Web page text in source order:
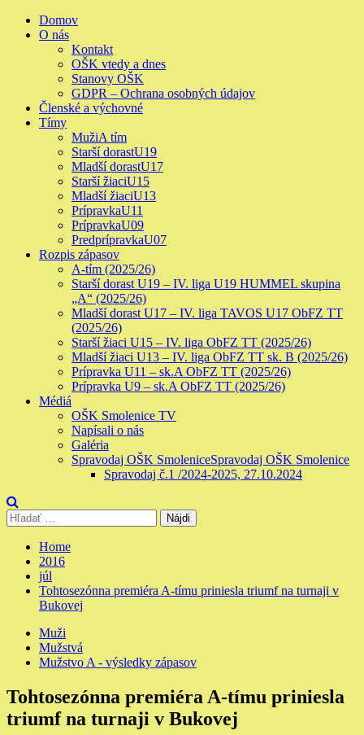
Skip
Primary
Menu
Domov
O nás
Kontakt
OŠK vtedy a dnes
Stanovy OŠK
GDPR – Ochrana osobných údajov
Členské a výchovné
Tímy
MužiA tím
Starší dorastU19
Mladší dorastU17
Starší žiaciU15
Mladší žiaciU13
PrípravkaU11
PrípravkaU09
PredprípravkaU07
Rozpis zápasov
A-tím (2025/26)
Starší dorast U19 – IV. liga U19 HUMMEL skupina
„A“ (2025/26)
Mladší dorast U17 – IV. liga TAVOS U17 ObFZ TT
(2025/26)
Starší žiaci U15 – IV. liga ObFZ TT (2025/26)
Mladší žiaci U13 – IV. liga ObFZ TT sk. B (2025/26)
Prípravka U11 – sk.A ObFZ TT (2025/26)
Prípravka U9 – sk.A ObFZ TT (2025/26)
Médiá
OŠK Smolenice TV
Napísali o nás
Galéria
Spravodaj OŠK SmoleniceSpravodaj OŠK Smolenice
Spravodaj č.1 /2024-2025, 27.10.2024
Hľadať:
Home
2016
júl
Tohtosezónna premiéra A-tímu priniesla triumf na turnaji v
Bukovej
Muži
Mužstvá
Mužstvo A - výsledky zápasov
Tohtosezónna premiéra A-tímu priniesla
triumf na turnaji v Bukovej